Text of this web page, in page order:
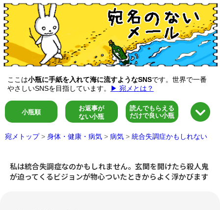
ここは小瓶に手紙を入れて海に流すようなSNSです。世界で一番
やさしいSNSを目指しています。
▶ 宛メとは？
小瓶順
お返事が
ない小瓶
読んでもらえる
だけで良い小瓶
宛メトップ > 身体・健康・病気 > 病気 > 統合失調症かもしれない
私は統合失調症なのかもしれません。玄関を開けたら殺人鬼
が迫ってくるビジョンが物心ついたときからよく浮かびます